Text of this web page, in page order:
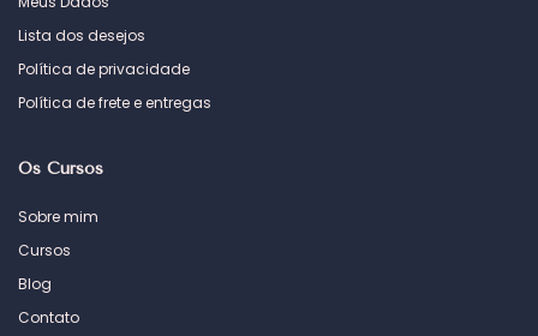
Lista dos desejos
Política de privacidade
Política de frete e entregas
Os Cursos
Sobre mim
Cursos
Blog
Contato